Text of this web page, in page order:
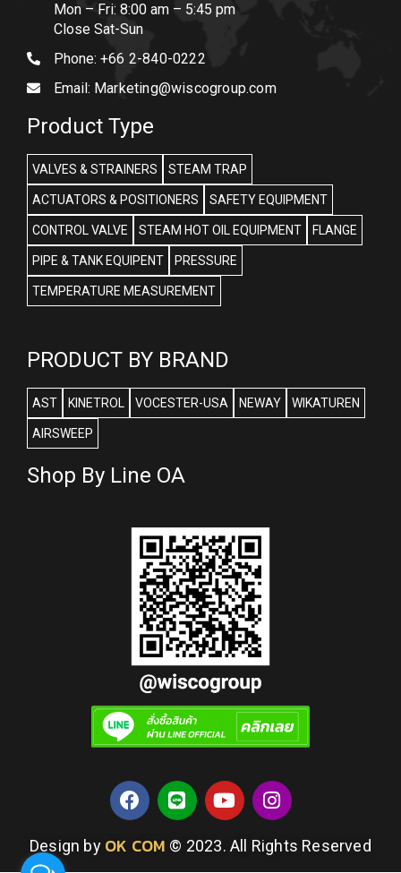
Mon – Fri: 8:00 am – 5:45 pm
Close Sat-Sun
Phone: +66 2-840-0222
Email: Marketing@wiscogroup.com
Product Type
VALVES & STRAINERS STEAM TRAP
ACTUATORS & POSITIONERS SAFETY EQUIPMENT
CONTROL VALVE STEAM HOT OIL EQUIPMENT FLANGE
PIPE & TANK EQUIPENT PRESSURE
TEMPERATURE MEASUREMENT
PRODUCT BY BRAND
AST KINETROL VOCESTER-USA NEWAY WIKATUREN
AIRSWEEP
Shop By Line OA
Design by OK COM © 2023. All Rights Reserved